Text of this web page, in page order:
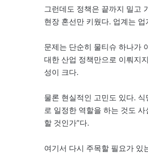
그런데도 정책은 끝까지 밀고
현장 혼선만 키웠다. 업계는
문제는 단순히 물티슈 하나가
대한 산업 정책만으로 이뤄지
성이 크다.
물론 현실적인 고민도 있다.
로 일정한 역할을 하는 것도
할 것인가”다.
여기서 다시 주목할 필요가 있